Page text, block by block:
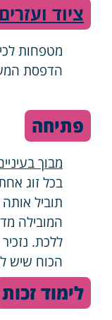
ציוד
מטפחות
הדפסת
פתיחה
מבוך
בכל זוג
תוביל
המובילה
ללכת.
הכוח שיש
לימוד זכות